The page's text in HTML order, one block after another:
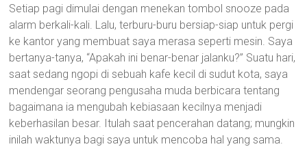
Setiap pagi dimulai dengan menekan tombol snooze pada
alarm berkali-kali. Lalu, terburu-buru bersiap-siap untuk pergi
ke kantor yang membuat saya merasa seperti mesin. Saya
bertanya-tanya, “Apakah ini benar-benar jalanku?” Suatu hari,
saat sedang ngopi di sebuah kafe kecil di sudut kota, saya
mendengar seorang pengusaha muda berbicara tentang
bagaimana ia mengubah kebiasaan kecilnya menjadi
keberhasilan besar. Itulah saat pencerahan datang; mungkin
inilah waktunya bagi saya untuk mencoba hal yang sama.